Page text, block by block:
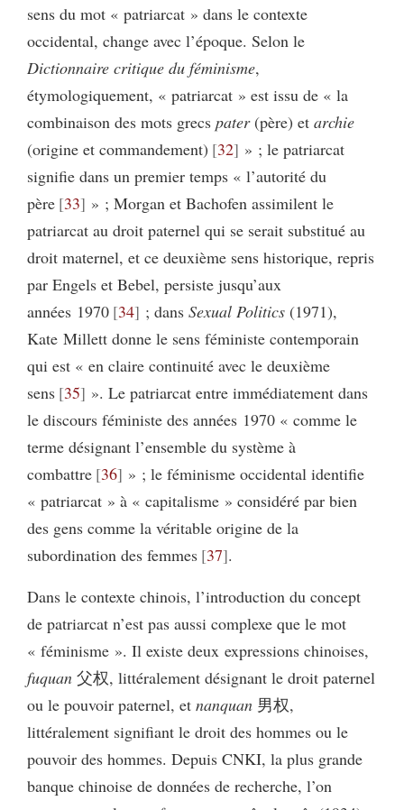
sens du mot « patriarcat » dans le contexte
occidental, change avec l’époque. Selon le
Dictionnaire critique du féminisme,
étymologiquement, « patriarcat » est issu de « la
combinaison des mots grecs pater(père) et archie
(origine et commandement) 32 » ; le patriarcat
signifie dans un premier temps « l’autorité du
père 33 » ; Morgan et Bachofen assimilent le
patriarcat au droit paternel qui se serait substitué au
droit maternel, et ce deuxième sens historique, repris
par Engels et Bebel, persiste jusqu’aux
années 1970 34 ; dansSexual Politics(1971),
Kate Millett donne le sens féministe contemporain
qui est « en claire continuité avec le deuxième
sens 35 ». Le patriarcat entre immédiatement dans
le discours féministe des années 1970 « comme le
terme désignant l’ensemble du système à
combattre 36 » ; le féminisme occidental identifie
« patriarcat » à « capitalisme » considéré par bien
des gens comme la véritable origine de la
subordination des femmes 37 .
Dans le contexte chinois, l’introduction du concept
de patriarcat n’est pas aussi complexe que le mot
« féminisme ». Il existe deux expressions chinoises,
fuquan 父权, littéralement désignant le droit paternel
ou le pouvoir paternel, et nanquan 男权,
littéralement signifiant le droit des hommes ou le
pouvoir des hommes. Depuis CNKI, la plus grande
banque chinoise de données de recherche, l’on